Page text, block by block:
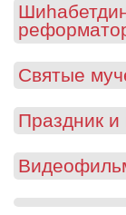
Святые
Праздник и